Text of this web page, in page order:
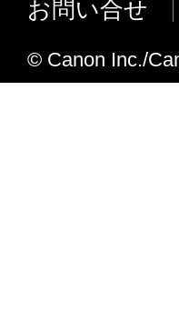
お問い合せ
© Canon Inc./